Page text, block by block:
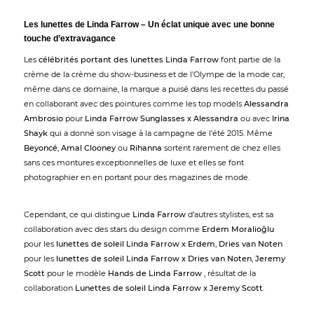
Les lunettes de Linda Farrow – Un éclat unique avec une bonne
touche d’extravagance
Les célébrités portant des lunettes Linda Farrow font partie de la
crème de la crème du show-business et de l’Olympe de la mode car,
même dans ce domaine, la marque a puisé dans les recettes du passé
en collaborant avec des pointures comme les top models Alessandra
Ambrosio pour Linda Farrow Sunglasses x Alessandra ou avec Irina
Shayk qui a donné son visage à la campagne de l’été 2015. Même
Beyoncé Amal Clooney ou Rihanna sortent rarement de chez elles
sans ces montures exceptionnelles de luxe et elles se font
photographier en en portant pour des magazines de mode.
Cependant, ce qui distingue Linda Farrow d’autres stylistes, est sa
collaboration avec des stars du design comme Erdem Moralioğlu
pour les lunettes de soleil Linda Farrow x Erdem Dries van Noten
pour les lunettes de soleil Linda Farrow x Dries van Noten Jeremy
Scott pour le modèle Hands de Linda Farrow
, résultat de la
collaboration Lunettes de soleil Linda Farrow x Jeremy Scott